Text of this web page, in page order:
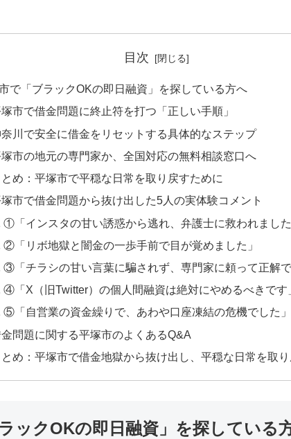
目次
で「ブラックOKの即日融資」を探している方へ
市で借金問題に終止符を打つ「正しい手順」
川で安全に借金をリセットする具体的なステップ
市の地元の専門家か、全国対応の無料相談窓口へ
とめ：平塚市で平穏な日常を取り戻すために
市で借金問題から抜け出した5人の実体験コメント
①「インスタの甘い誘惑から逃れ、弁護士に救われました
②「リボ地獄と闇金の一歩手前で目が覚めました」
③「チラシの甘い言葉に騙されず、専門家に頼って正解で
④「X（旧Twitter）の個人間融資は絶対にやめるべきです
⑤「自営業の資金繰りで、あわや口座凍結の危機でした」
問題に関する平塚市のよくあるQ&A
とめ：平塚市で借金地獄から抜け出し、平穏な日常を取
ックOKの即日融資」を探している